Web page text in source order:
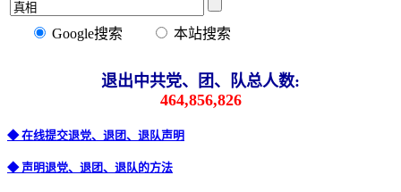
Google搜索 本站搜索
退出中共党、团、队总人数:
464,856,826
◆ 在线提交退党、退团、退队声明
◆ 声明退党、退团、退队的方法